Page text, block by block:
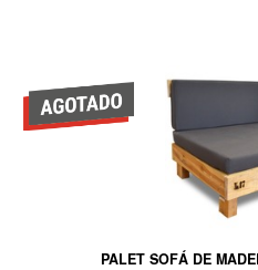
PALET SOFÁ DE